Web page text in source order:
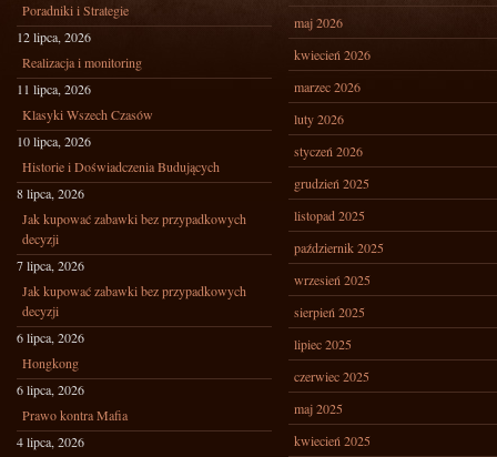
Poradniki i Strategie
12 lipca, 2026
Realizacja i monitoring
11 lipca, 2026
Klasyki Wszech Czasów
10 lipca, 2026
Historie i Doświadczenia Budujących
8 lipca, 2026
Jak kupować zabawki bez przypadkowych
decyzji
7 lipca, 2026
Jak kupować zabawki bez przypadkowych
decyzji
6 lipca, 2026
Hongkong
6 lipca, 2026
Prawo kontra Mafia
4 lipca, 2026
maj 2026
kwiecień 2026
marzec 2026
luty 2026
styczeń 2026
grudzień 2025
listopad 2025
październik 2025
wrzesień 2025
sierpień 2025
lipiec 2025
czerwiec 2025
maj 2025
kwiecień 2025